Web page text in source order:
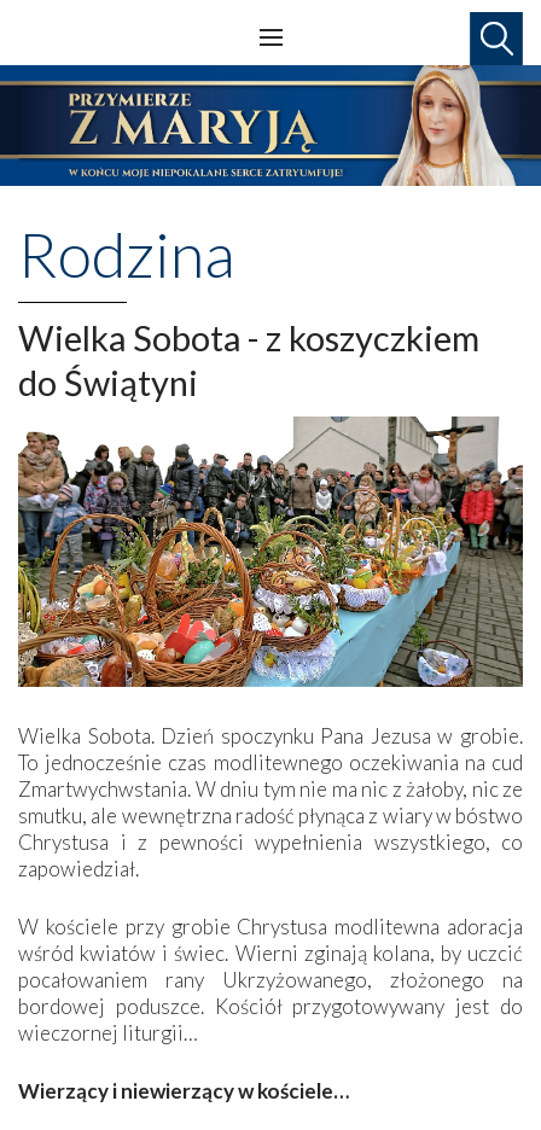
Rodzina
Wielka Sobota - z koszyczkiem
do Świątyni
Wielka Sobota. Dzień spoczynku Pana Jezusa w grobie.
To jednocześnie czas modlitewnego oczekiwania na cud
Zmartwychwstania. W dniu tym nie ma nic z żałoby, nic ze
smutku, ale wewnętrzna radość płynąca z wiary w bóstwo
Chrystusa i z pewności wypełnienia wszystkiego, co
zapowiedział.
W kościele przy grobie Chrystusa modlitewna adoracja
wśród kwiatów i świec. Wierni zginają kolana, by uczcić
pocałowaniem rany Ukrzyżowanego, złożonego na
bordowej poduszce. Kościół przygotowywany jest do
wieczornej liturgii…
Wierzący i niewierzący w kościele…